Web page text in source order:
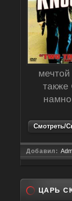
также
Смотреть/
Добавил:
ЦАРЬ